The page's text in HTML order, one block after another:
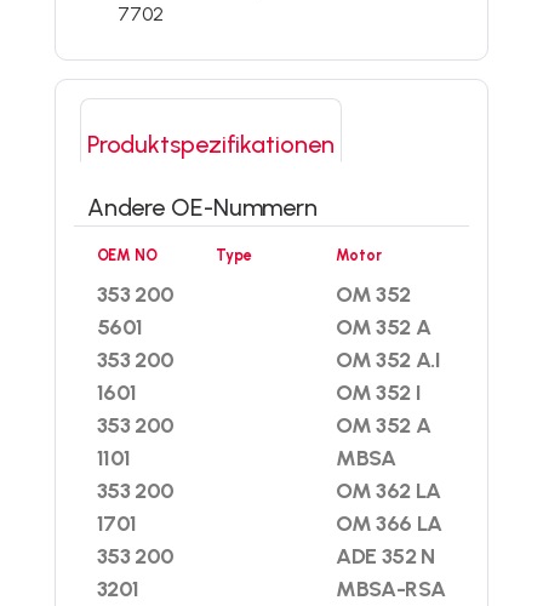
7702
Produktspezifikationen
Andere OE-Nummern
OEM NO
353 200
5601
353 200
1601
353 200
1101
353 200
1701
353 200
3201
Type Motor
OM 352
OM 352 A
OM 352 A.I
OM 352 I
OM 352 A
MBSA
OM 362 LA
OM 366 LA
ADE 352 N
MBSA-RSA